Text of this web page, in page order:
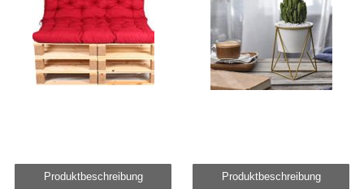
Produktbeschreibung Produktbeschreibung